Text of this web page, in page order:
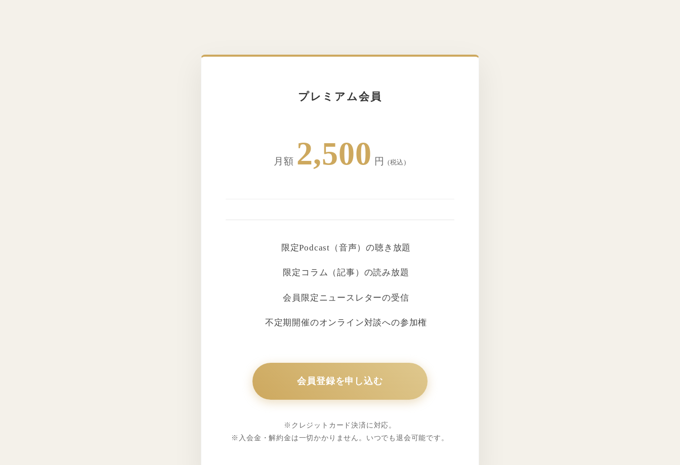
プレミアム会員
月額 2,500 円 (税込)
限定Podcast（音声）の聴き放題
限定コラム（記事）の読み放題
会員限定ニュースレターの受信
不定期開催のオンライン対談への参加権
会員登録を申し込む
※クレジットカード決済に対応。
※入会金・解約金は一切かかりません。いつでも退会可能です。